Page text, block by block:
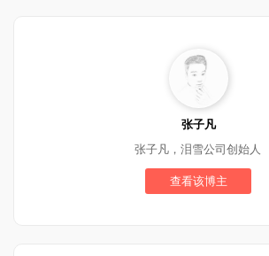
张子凡
张子凡，泪雪公司创始人
查看该博主